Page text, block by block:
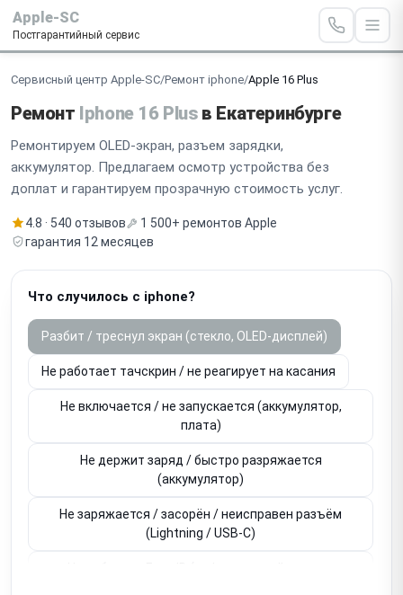
Apple-SC
Постгарантийный сервис
Сервисный центр Apple-SC/Ремонт iphone/Apple 16 Plus
Ремонт Iphone 16 Plusв Екатеринбурге
Ремонтируем OLED-экран, разъем зарядки,
аккумулятор. Предлагаем осмотр устройства без
доплат и гарантируем прозрачную стоимость услуг.
4.8 · 540 отзывов
1 500+ ремонтов Apple
гарантия 12 месяцев
Что случилось с iphone?
Разбит / треснул экран (стекло, OLED-дисплей)
Не работает тачскрин / не реагирует на касания
Не включается / не запускается (аккумулятор,
плата)
Не держит заряд / быстро разряжается
(аккумулятор)
Не заряжается / засорён / неисправен разъём
(Lightning / USB-C)